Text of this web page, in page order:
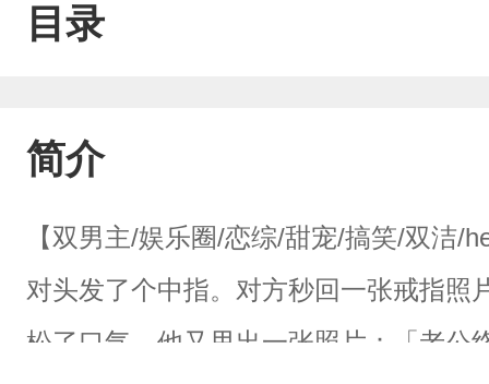
目录
简介
【双男主/娱乐圈/恋综/甜宠/搞笑/双洁/
对头发了个中指。对方秒回一张戒指照
松了口气，他又甩出一张照片：「老公